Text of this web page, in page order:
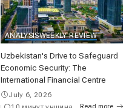
ANALYSISWEEKLY REVIEW
Uzbekistan's Drive to Safeguard
Economic Security: The
International Financial Centre
July 6, 2026
Read more